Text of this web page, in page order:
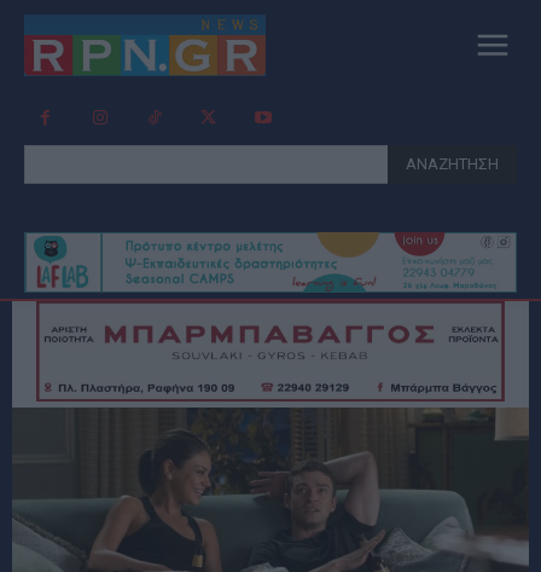
ΑΝΑΖΗΤΗΣΗ